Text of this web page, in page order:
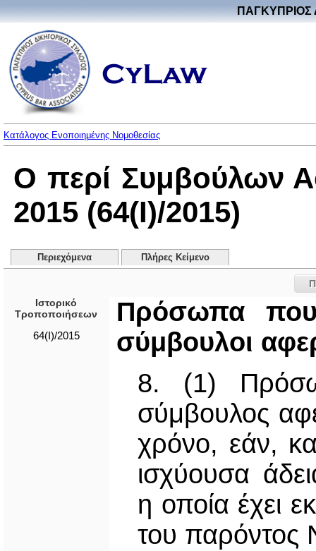
ΠΑΓΚΥΠΡΙΟΣ
Κατάλογος Ενοποιημένης Νομοθεσίας
Ο περί Συμβούλων
2015 (64(I)/2015)
Περιεχόμενα Πλήρες Κείμενο
Ιστορικό
Τροποποιήσεων
64(I)/2015
Πρόσωπα
σύμβουλοι
8. (1)
σύμβουλος
χρόνο, εάν,
ισχύουσα
η οποία έχει
του παρόντος